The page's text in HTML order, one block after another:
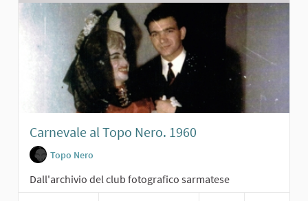
Carnevale al Topo Nero. 1960
Topo Nero
Dall'archivio del club fotografico sarmatese